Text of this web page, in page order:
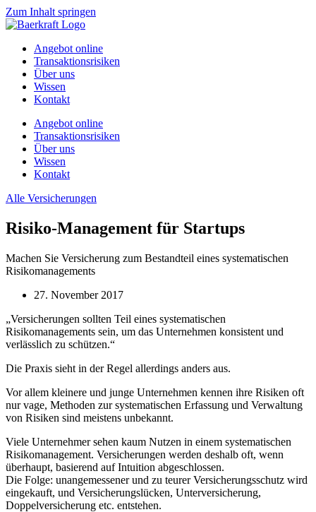
Zum Inhalt springen
Angebot online
Transaktionsrisiken
Über uns
Wissen
Kontakt
Angebot online
Transaktionsrisiken
Über uns
Wissen
Kontakt
Alle Versicherungen
Risiko-Management für Startups
Machen Sie Versicherung zum Bestandteil eines systematischen
Risikomanagements
27. November 2017
„Versicherungen sollten Teil eines systematischen
Risikomanagements sein, um das Unternehmen konsistent und
verlässlich zu schützen.“
Die Praxis sieht in der Regel allerdings anders aus.
Vor allem kleinere und junge Unternehmen kennen ihre Risiken oft
nur vage, Methoden zur systematischen Erfassung und Verwaltung
von Risiken sind meistens unbekannt.
Viele Unternehmer sehen kaum Nutzen in einem systematischen
Risikomanagement. Versicherungen werden deshalb oft, wenn
überhaupt, basierend auf Intuition abgeschlossen.
Die Folge: unangemessener und zu teurer Versicherungsschutz wird
eingekauft, und Versicherungslücken, Unterversicherung,
Doppelversicherung etc. entstehen.